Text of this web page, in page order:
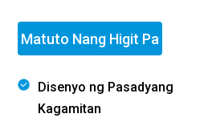
Matuto Nang Higit Pa
Disenyo ng Pasadyang
Kagamitan